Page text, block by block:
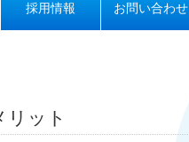
採用情報 お問い合わせ
ット